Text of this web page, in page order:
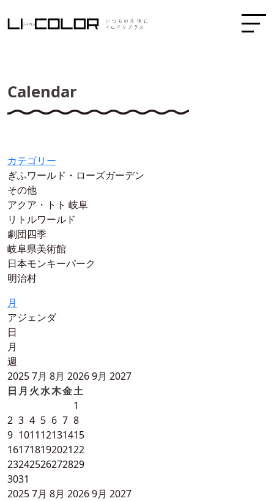
Calendar
カテゴリー
ぎふワールド・ローズガーデン
その他
アクア・トト 岐阜
リトルワールド
劇団四季
岐阜県美術館
日本モンキーパーク
明治村
月
アジェンダ
日
月
週
20257月 8月 20269月 2027
日 月 火水木金土
1
2 3 4 5 6 7 8
9 101112131415
16171819202122
23242526272829
3031
20257月 8月 20269月 2027